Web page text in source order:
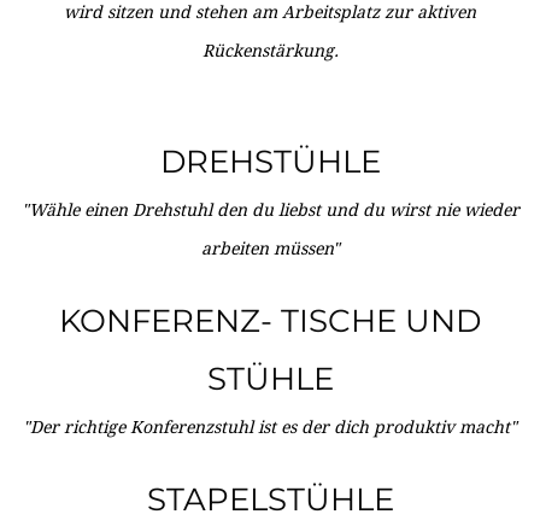
wird sitzen und stehen am Arbeitsplatz zur aktiven
Rückenstärkung.
DREHSTÜHLE
"Wähle einen Drehstuhl den du liebst und du wirst nie wieder
arbeiten müssen"
KONFERENZ- TISCHE UND
STÜHLE
"Der richtige Konferenzstuhl ist es der dich produktiv macht"
STAPELSTÜHLE